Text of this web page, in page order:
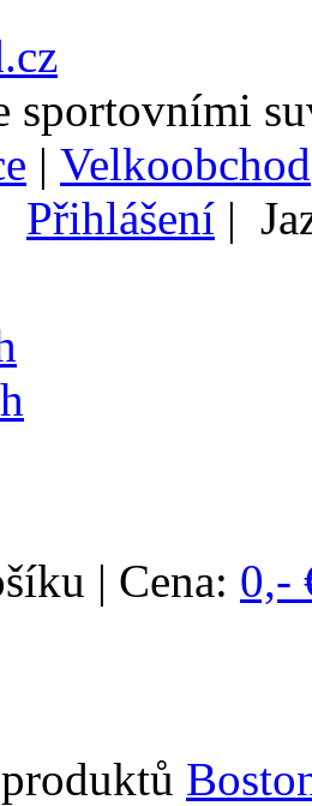
sportovními
| Velkoobchod
Přihlášení |
| Cena: 0,-
produktů